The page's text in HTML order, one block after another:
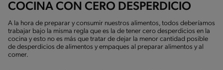
COCINA CON CERO DESPERDICIO
A la hora de preparar y consumir nuestros alimentos, todos deberíamos
trabajar bajo la misma regla que es la de tener cero desperdicios en la
cocina y esto no es más que tratar de dejar la menor cantidad posible
de desperdicios de alimentos y empaques al preparar alimentos y al
comer.